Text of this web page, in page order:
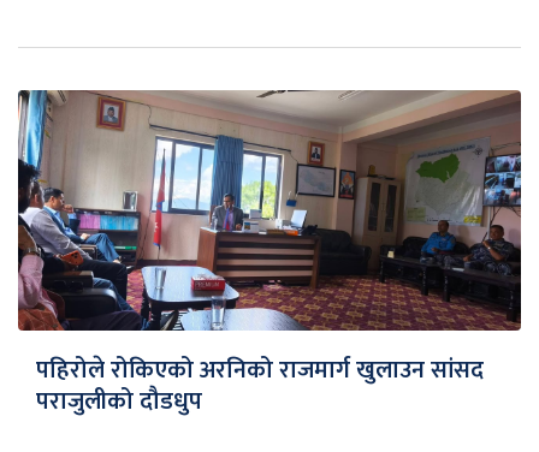
पहिरोले रोकिएको अरनिको राजमार्ग खुलाउन सांसद
पराजुलीको दौडधुप